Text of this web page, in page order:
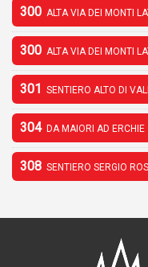
300 ALTA VIA DEI MONTI
300 ALTA VIA DEI MONTI
301 SENTIERO ALTO DI
304 DA MAIORI AD ERCHIE
308 SENTIERO SERGIO